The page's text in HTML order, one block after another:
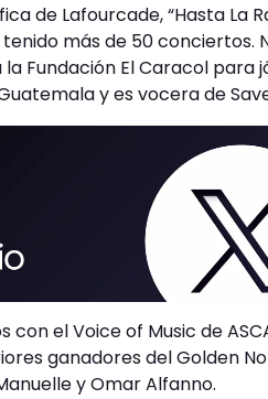
de Lafourcade, “Hasta La
más de 50 conciertos.
Fundación El Caracol para
y es vocera de
el Voice of Music de
ganadores del Golden
y Omar Alfanno.